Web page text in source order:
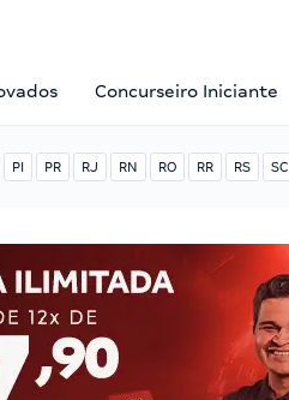
Concurseiro Iniciante
PI PR RJ RN RO RR RS SC